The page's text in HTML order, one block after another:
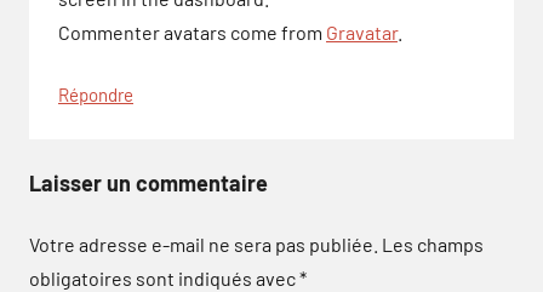
Commenter avatars come from Gravatar.
Répondre
Laisser un commentaire
Votre adresse e-mail ne sera pas publiée. Les champs
obligatoires sont indiqués avec*